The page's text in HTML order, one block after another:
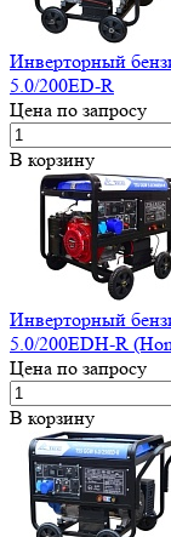
Инверторный
5.0/200ED-R
Цена по запросу
В корзину
Инверторный
5.0/200EDH-R
Цена по запросу
В корзину